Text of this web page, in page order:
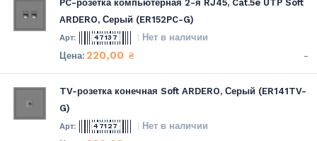
PC-розетка компьютерная 2-я RJ45, Cat.5e UTP Soft
ARDERO, Серый (ER152PC-G)
47137 Нет в наличии
220,00 ₴ -
TV-розетка конечная Soft ARDERO, Серый (ER141TV-
G)
47127 Нет в наличии